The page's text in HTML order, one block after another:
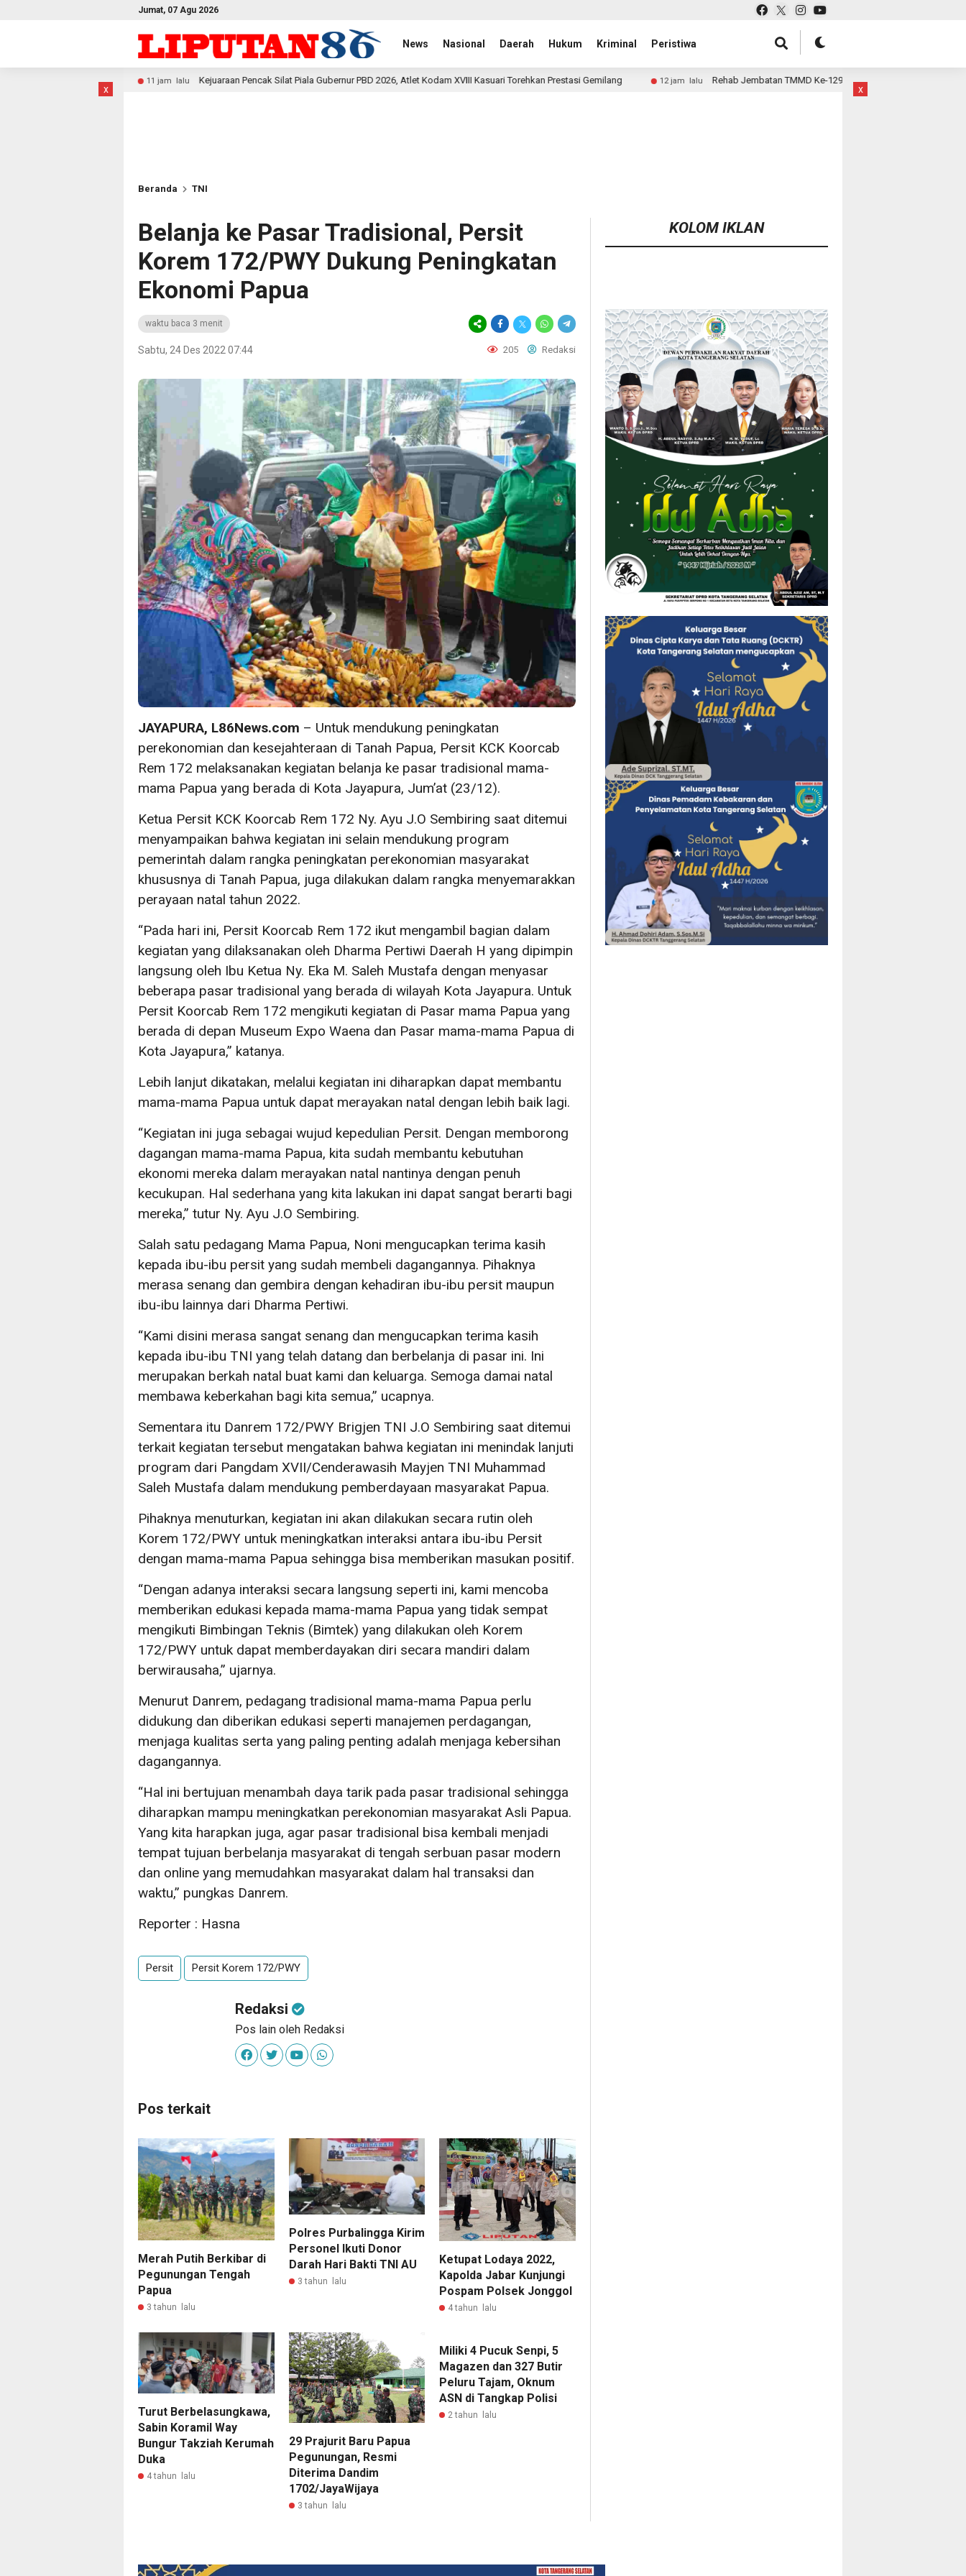
Jumat, 07 Agu 2026
News Nasional Daerah Hukum Kriminal Peristiwa
x
Kejuaraan Pencak Silat Piala Gubernur PBD 2026, Atlet Kodam XVIII Kasuari Torehkan Prestasi Gemilang 12 jam lalu Rehab Jembatan TMMD Ke-129 Kodim 1807/Sorsel Hampir Rampung, Perkuat
Beranda TNI
Belanja ke Pasar Tradisional, Persit
Korem 172/PWY Dukung Peningkatan
Ekonomi Papua
waktu baca 3 menit
Sabtu, 24 Des 2022 07:44 205 Redaksi
JAYAPURA, L86News.com – Untuk mendukung peningkatan
perekonomian dan kesejahteraan di Tanah Papua, Persit KCK Koorcab
Rem 172 melaksanakan kegiatan belanja ke pasar tradisional mama-
mama Papua yang berada di Kota Jayapura, Jum’at (23/12).
Ketua Persit KCK Koorcab Rem 172 Ny. Ayu J.O Sembiring saat ditemui
menyampaikan bahwa kegiatan ini selain mendukung program
pemerintah dalam rangka peningkatan perekonomian masyarakat
khususnya di Tanah Papua, juga dilakukan dalam rangka menyemarakkan
perayaan natal tahun 2022.
“Pada hari ini, Persit Koorcab Rem 172 ikut mengambil bagian dalam
kegiatan yang dilaksanakan oleh Dharma Pertiwi Daerah H yang dipimpin
langsung oleh Ibu Ketua Ny. Eka M. Saleh Mustafa dengan menyasar
beberapa pasar tradisional yang berada di wilayah Kota Jayapura. Untuk
Persit Koorcab Rem 172 mengikuti kegiatan di Pasar mama Papua yang
berada di depan Museum Expo Waena dan Pasar mama-mama Papua di
Kota Jayapura,” katanya.
Lebih lanjut dikatakan, melalui kegiatan ini diharapkan dapat membantu
mama-mama Papua untuk dapat merayakan natal dengan lebih baik lagi.
“Kegiatan ini juga sebagai wujud kepedulian Persit. Dengan memborong
dagangan mama-mama Papua, kita sudah membantu kebutuhan
ekonomi mereka dalam merayakan natal nantinya dengan penuh
kecukupan. Hal sederhana yang kita lakukan ini dapat sangat berarti bagi
mereka,” tutur Ny. Ayu J.O Sembiring.
Salah satu pedagang Mama Papua, Noni mengucapkan terima kasih
kepada ibu-ibu persit yang sudah membeli dagangannya. Pihaknya
merasa senang dan gembira dengan kehadiran ibu-ibu persit maupun
ibu-ibu lainnya dari Dharma Pertiwi.
“Kami disini merasa sangat senang dan mengucapkan terima kasih
kepada ibu-ibu TNI yang telah datang dan berbelanja di pasar ini. Ini
merupakan berkah natal buat kami dan keluarga. Semoga damai natal
membawa keberkahan bagi kita semua,” ucapnya.
Sementara itu Danrem 172/PWY Brigjen TNI J.O Sembiring saat ditemui
terkait kegiatan tersebut mengatakan bahwa kegiatan ini menindak lanjuti
program dari Pangdam XVII/Cenderawasih Mayjen TNI Muhammad
Saleh Mustafa dalam mendukung pemberdayaan masyarakat Papua.
Pihaknya menuturkan, kegiatan ini akan dilakukan secara rutin oleh
Korem 172/PWY untuk meningkatkan interaksi antara ibu-ibu Persit
dengan mama-mama Papua sehingga bisa memberikan masukan positif.
“Dengan adanya interaksi secara langsung seperti ini, kami mencoba
memberikan edukasi kepada mama-mama Papua yang tidak sempat
mengikuti Bimbingan Teknis (Bimtek) yang dilakukan oleh Korem
172/PWY untuk dapat memberdayakan diri secara mandiri dalam
berwirausaha,” ujarnya.
Menurut Danrem, pedagang tradisional mama-mama Papua perlu
didukung dan diberikan edukasi seperti manajemen perdagangan,
menjaga kualitas serta yang paling penting adalah menjaga kebersihan
dagangannya.
“Hal ini bertujuan menambah daya tarik pada pasar tradisional sehingga
diharapkan mampu meningkatkan perekonomian masyarakat Asli Papua.
Yang kita harapkan juga, agar pasar tradisional bisa kembali menjadi
tempat tujuan berbelanja masyarakat di tengah serbuan pasar modern
dan online yang memudahkan masyarakat dalam hal transaksi dan
waktu,” pungkas Danrem.
Reporter : Hasna
Persit Persit Korem 172/PWY
Redaksi
Pos lain oleh Redaksi
Pos terkait
Merah Putih Berkibar di
Pegunungan Tengah
Papua
3 tahun lalu
Polres Purbalingga Kirim
Personel Ikuti Donor
Darah Hari Bakti TNI AU
3 tahun lalu
Ketupat Lodaya 2022,
Kapolda Jabar Kunjungi
Pospam Polsek Jonggol
4 tahun lalu
Turut Berbelasungkawa,
Sabin Koramil Way
Bungur Takziah Kerumah
Duka
4 tahun lalu
29 Prajurit Baru Papua
Pegunungan, Resmi
Diterima Dandim
1702/JayaWijaya
3 tahun lalu
Miliki 4 Pucuk Senpi, 5
Magazen dan 327 Butir
Peluru Tajam, Oknum
ASN di Tangkap Polisi
2 tahun lalu
KOLOM IKLAN
x